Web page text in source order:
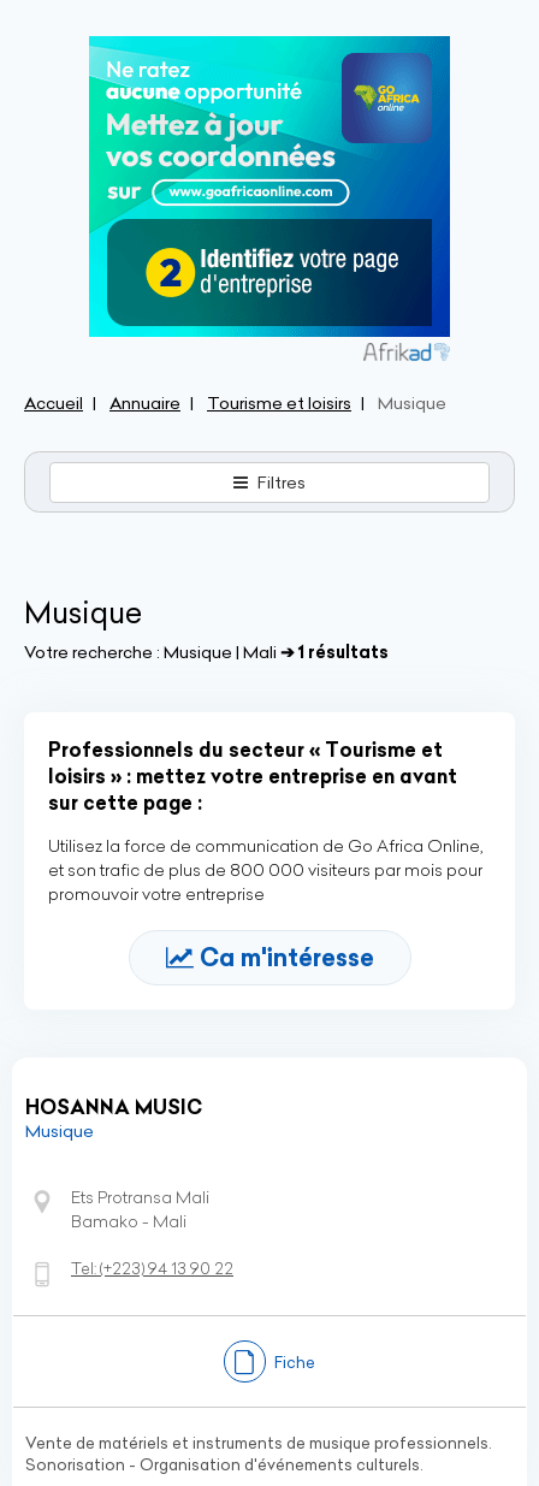
Accueil Annuaire Tourisme et loisirs Musique
Filtres
Musique
Votre recherche : Musique | Mali ➔ 1 résultats
Professionnels du secteur « Tourisme et
loisirs » : mettez votre entreprise en avant
sur cette page :
Utilisez la force de communication de Go Africa Online,
et son trafic de plus de 800 000 visiteurs par mois pour
promouvoir votre entreprise
Ca m'intéresse
HOSANNA MUSIC
Musique
Ets Protransa Mali
Bamako - Mali
Tel:(+223)94 13 90 22
Fiche
Vente de matériels et instruments de musique professionnels.
Sonorisation - Organisation d'événements culturels.